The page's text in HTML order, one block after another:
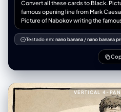
Convert all these cards to Black. Picture of Shakespeare writing the
famous opening line from Mark
Picture of Nabokov writing the
Testado em: nano banana/nano banana